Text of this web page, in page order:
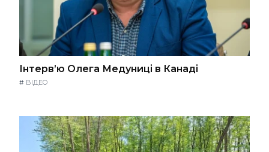
Інтерв’ю Олега Медуниці в Канаді
# ВІДЕО